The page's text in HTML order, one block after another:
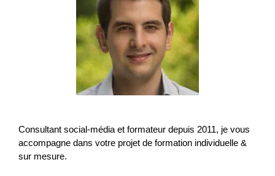
Consultant social-média et formateur depuis 2011, je vous
accompagne dans votre projet de formation individuelle &
sur mesure.